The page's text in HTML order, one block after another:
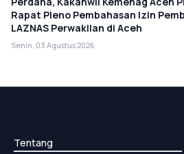
Rapat Pleno Pembahasan Izin
LAZNAS Perwakilan di Aceh
Senin, 03 Agustus 2026
Tentang